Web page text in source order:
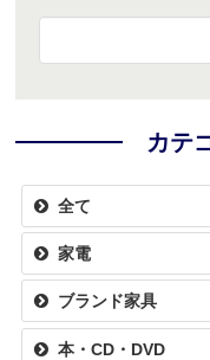
カテ
全て
家電
ブランド家具
本・CD・DVD